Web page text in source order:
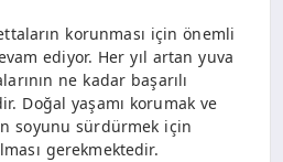
korunması için önemli
ediyor. Her yıl artan yuva
ne kadar başarılı
Doğal yaşamı korumak ve
soyunu sürdürmek için
gerekmektedir.